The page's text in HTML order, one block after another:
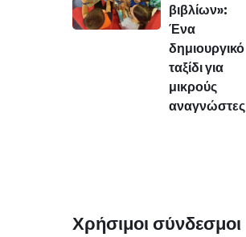
βιβλίων»:
Ένα
δημιουργικό
ταξίδι για
μικρούς
αναγνώστες
Χρήσιμοι σύνδεσμοι